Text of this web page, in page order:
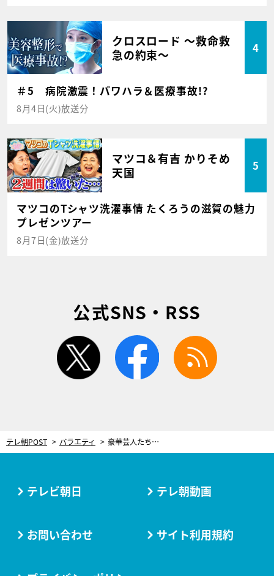
クロスロード ～救命救
急の約束～
4
＃5 病院激震！パワハラ＆医療事故!?
8月4日(火)放送分
マツコ＆有吉 かりそめ
天国
5
マツコのTシャツ洗濯事情 たくろうの滋賀の魅力
プレゼンツアー
8月7日(金)放送分
公式SNS・RSS
twitter facebook
テレ朝POST バラエティ 豪華芸人たちが“ブリーフ芸人No.1”をかけ壮絶バトル！「感動で涙が止まらない」
テレビ朝日 テレ朝動画
お問い合わせ サイト利用規約